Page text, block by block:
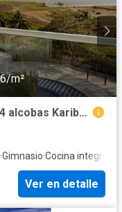
m²
Oportunidad Venta apartamento 4 alcobas Karibana Cartagena Golf Beach
·Gimnasio·Cocina integral
Ver en detalle